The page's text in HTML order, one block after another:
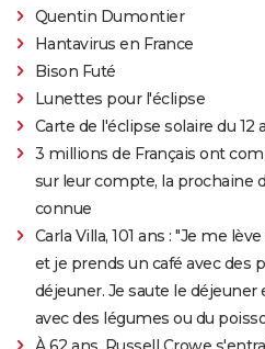
Quentin Dumontier
Hantavirus en France
Bison Futé
Lunettes pour l'éclipse
Carte de l'éclipse solaire du 12
3 millions de Français ont
sur leur compte, la prochaine
connue
Carla Villa, 101 ans : "Je me
et je prends un café avec des
déjeuner. Je saute le
avec des légumes ou du